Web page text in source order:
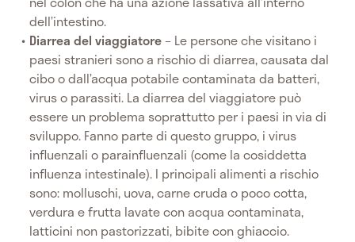
dell’intestino.
Diarrea del viaggiatore– Le persone che visitano i
paesi stranieri sono a rischio di diarrea, causata dal
cibo o dall’acqua potabile contaminata da batteri,
virus o parassiti. La diarrea del viaggiatore può
essere un problema soprattutto per i paesi in via di
sviluppo. Fanno parte di questo gruppo, i virus
influenzali o parainfluenzali (come la cosiddetta
influenza intestinale). I principali alimenti a rischio
sono: molluschi, uova, carne cruda o poco cotta,
verdura e frutta lavate con acqua contaminata,
latticini non pastorizzati, bibite con ghiaccio.